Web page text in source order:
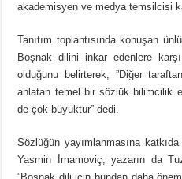
akademisyen ve medya temsilcisi
Tanıtım toplantısında konuşan
Boşnak dilini inkar edenlere
olduğunu belirterek, ”Diğer
anlatan temel bir sözlük bilimcilik
de çok büyüktür” dedi.
Sözlüğün yayımlanmasına
Yasmin İmamoviç, yazarın da